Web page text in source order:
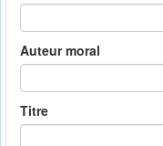
Auteur moral
Titre